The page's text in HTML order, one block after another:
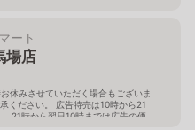
ート
場店
休みさせていただく場合もございま
ください。 広告特売は10時から21
21時から翌日10時までは広告の価